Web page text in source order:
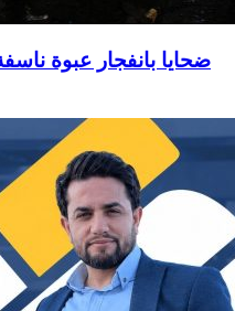
ضحايا بانفجار عبوة